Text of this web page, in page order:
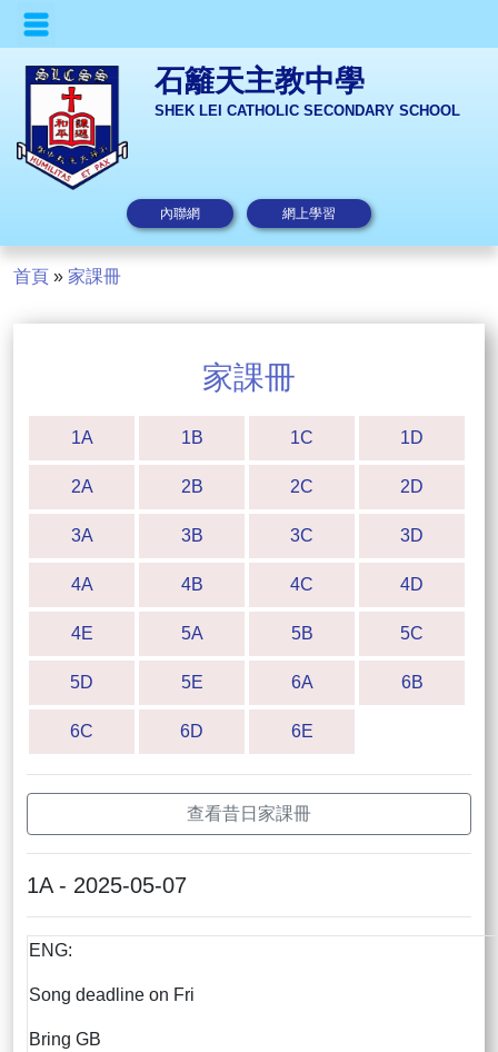
石籬天主教中學
SHEK LEI CATHOLIC SECONDARY SCHOOL
內聯網 網上學習
首頁 » 家課冊
家課冊
1A 1B 1C 1D
2A 2B 2C 2D
3A 3B 3C 3D
4A 4B 4C 4D
4E 5A 5B 5C
5D 5E 6A 6B
6C 6D 6E
查看昔日家課冊
1A - 2025-05-07
ENG:
Song deadline on Fri
Bring GB